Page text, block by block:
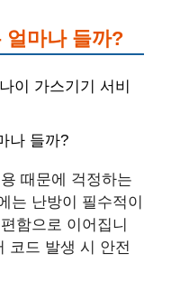
얼마나 들까?
이 가스기기 서비
나 들까?
때문에 걱정하는
는 난방이 필수적이
함으로 이어집니
코드 발생 시 안전